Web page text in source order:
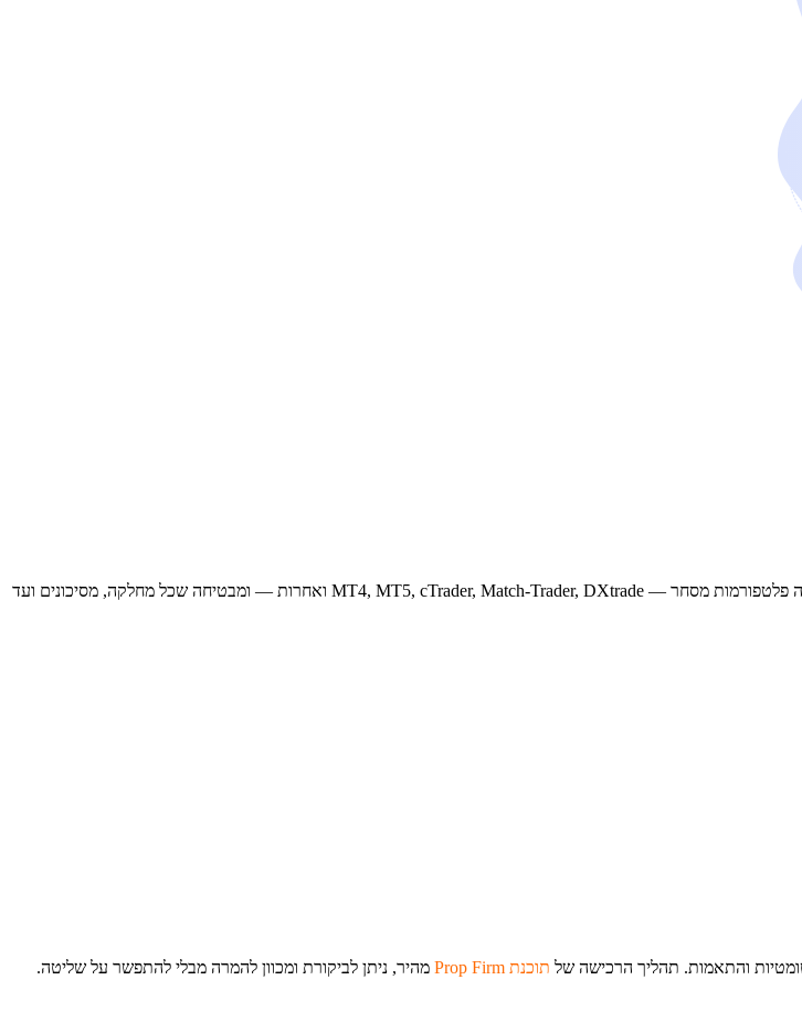
תוכנת Prop Firm שלנו מכסה את כל המודולים שחברה רצינית צריכה כשהיא פועלת במקביל על פני כמה פלטפורמות מסחר — MT4, MT5, cTrader, Match-Trader, DXtrade ואחרות — ומבטיחה שכל מחלקה, מסיכונים ועד
תוכנת Prop Firm מהיר, ניתן לביקורת ומכוון להמרה מבלי להתפשר על שליטה.